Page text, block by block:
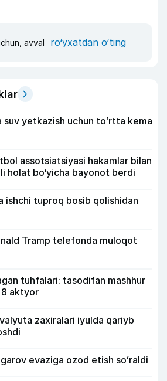
avval ro‘yxatdan o‘ting
suv yetkazish uchun toʻrtta kema
assotsiatsiyasi hakamlar bilan
holat bo‘yicha bayonot berdi
ishchi tuproq bosib qolishidan
Tramp telefonda muloqot
tuhfalari: tasodifan mashhur
8 aktyor
zaxiralari iyulda qariyb
evaziga ozod etish soʻraldi